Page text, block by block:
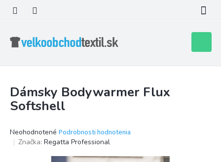
obsah
košík
Dámsky Bodywarmer Flux
Softshell
Priemerné
hodnotenie
Neohodnotené Podrobnosti hodnotenia
Značka: Regatta Professional